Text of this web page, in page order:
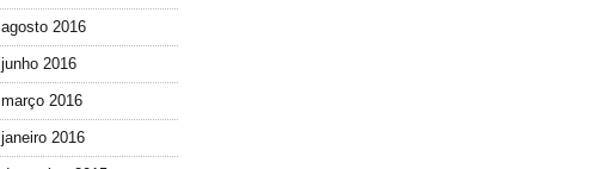
agosto 2016
junho 2016
março 2016
janeiro 2016